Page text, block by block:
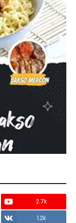
2.7k
1.2k